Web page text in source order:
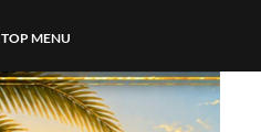
TOP MENU